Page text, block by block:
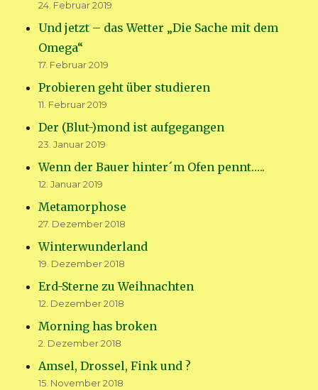
24. Februar 2019
Und jetzt – das Wetter „Die Sache mit dem
Omega“
17. Februar 2019
Probieren geht über studieren
11. Februar 2019
Der (Blut-)mond ist aufgegangen
23. Januar 2019
Wenn der Bauer hinter´m Ofen pennt…..
12. Januar 2019
Metamorphose
27. Dezember 2018
Winterwunderland
19. Dezember 2018
Erd-Sterne zu Weihnachten
12. Dezember 2018
Morning has broken
2. Dezember 2018
Amsel, Drossel, Fink und ?
15. November 2018